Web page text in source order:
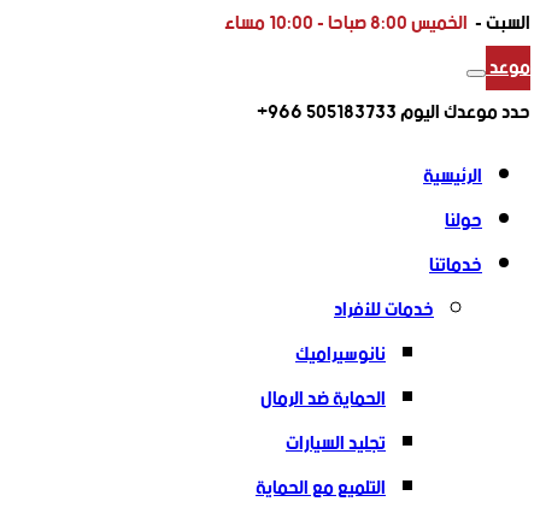
السبت -الخميس 8:00 صباحا - 10:00 مساء
موعد
حدد موعدك اليوم505183733 966+
الرئيسية
حولنا
خدماتنا
خدمات للأفراد
نانوسيراميك
الحماية ضد الرمال
تجليد السيارات
التلميع مع الحماية